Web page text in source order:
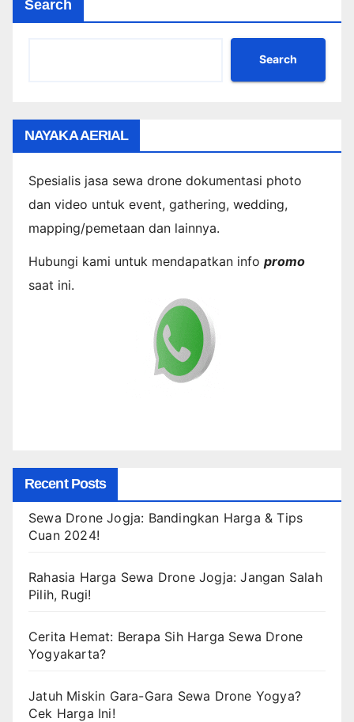
Search
Search
NAYAKA AERIAL
Spesialis jasa sewa drone dokumentasi photo
dan video untuk event, gathering, wedding,
mapping/pemetaan dan lainnya.
Hubungi kami untuk mendapatkan info promo
saat ini.
Recent Posts
Sewa Drone Jogja: Bandingkan Harga & Tips
Cuan 2024!
Rahasia Harga Sewa Drone Jogja: Jangan Salah
Pilih, Rugi!
Cerita Hemat: Berapa Sih Harga Sewa Drone
Yogyakarta?
Jatuh Miskin Gara-Gara Sewa Drone Yogya?
Cek Harga Ini!